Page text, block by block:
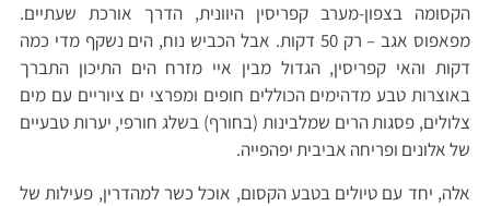
הקסומה בצפון-מערב קפריסין היוונית, הדרך אורכת שעתיים.
מפאפוס אגב – רק 50 דקות. אבל הכביש נוח, הים נשקף מדי כמה
דקות והאי קפריסין, הגדול מבין איי מזרח הים התיכון התברך
באוצרות טבע מדהימים הכוללים חופים ומפרצי ים ציוריים עם מים
צלולים, פסגות הרים שמלבינות (בחורף) בשלג חורפי, יערות טבעיים
של אלונים ופריחה אביבית יפהפייה.
אלה, יחד עם טיולים בטבע הקסום, אוכל כשר למהדרין, פעילות של